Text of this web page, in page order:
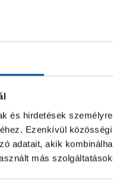
és hirdetések
Ezenkívül
adatait, akik
más
2026. jún. 20.